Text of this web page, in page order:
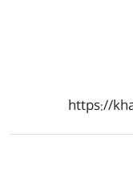
https://